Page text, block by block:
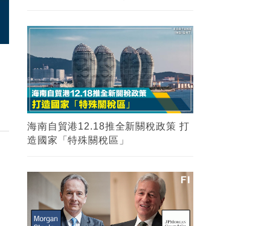
海南自貿港12.18推全新關稅政策 打
造國家「特殊關稅區」